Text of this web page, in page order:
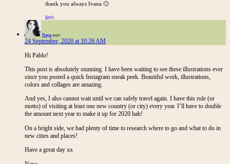
thank you always Ivana 🙂
Reply
Naya says:
24 September, 2020 at 10:26 AM
Hi Pablo!
This post is absolutely stunning. I have been waiting to see these illustrations ever
since you posted a quick Instagram sneak peek. Beautiful work, illustrations,
colors and collages are amazing.
And yes, I also cannot wait until we can safely travel again. I have this rule (or
motto) of visiting at least one new country (or city) every year. I’ll have to double
the amount next year to make it up for 2020 hah!
On a bright side, we had plenty of time to research where to go and what to do in
new cities and places!
Have a great day xx